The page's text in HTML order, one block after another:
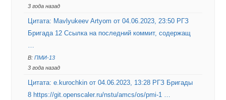
3 года назад
Цитата: Mavlyukeev Artyom от 04.06.2023, 23:50 РГЗ
Бригада 12 Ссылка на последний коммит, содержащ
…
В:ПМИ-13
3 года назад
Цитата: e.kurochkin от 04.06.2023, 13:28 РГЗ Бригады
8 https://git.openscaler.ru/nstu/amcs/os/pmi-1 …